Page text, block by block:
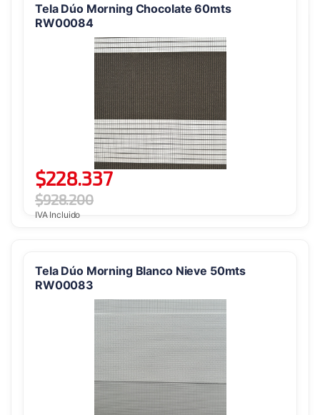
Tela Dúo Morning Chocolate 60mts
RW00084
$228.337
$928.200
IVA Incluido
Tela Dúo Morning Blanco Nieve 50mts
RW00083